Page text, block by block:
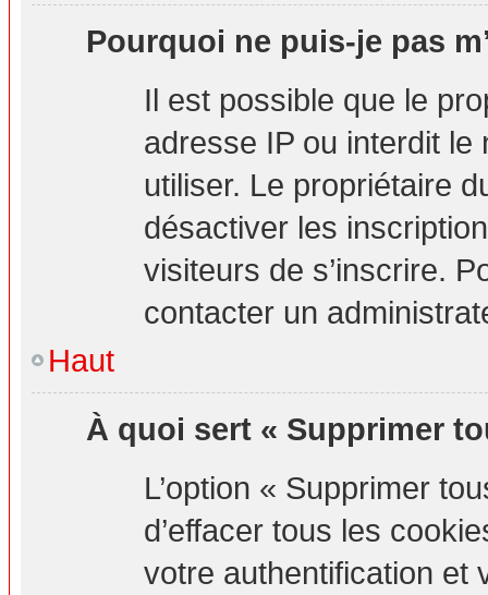
Pourquoi ne puis-je pas
Il est possible que le
adresse IP ou interdit le
utiliser. Le propriétaire
désactiver les
visiteurs de s’inscrire.
contacter un
Haut
À quoi sert « Supprimer
L’option « Supprimer
d’effacer tous les
votre authentification et